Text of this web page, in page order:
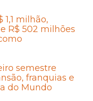
1,1 milhão,
R$ 502 milhões
semestre
franquias e
do Mundo